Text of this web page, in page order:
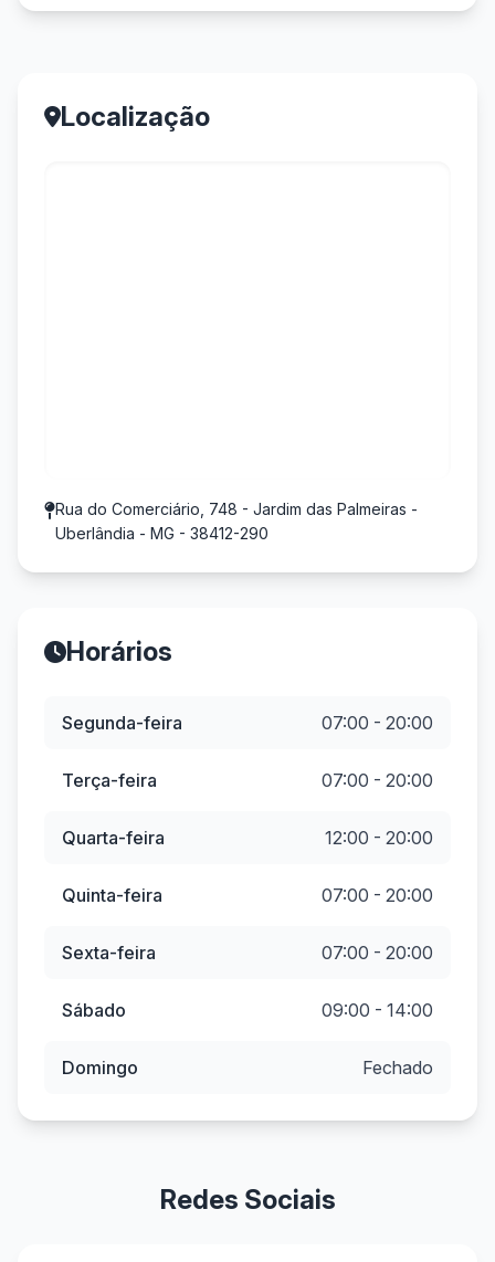
Localização
Rua do Comerciário, 748 - Jardim das Palmeiras -
Uberlândia - MG - 38412-290
Horários
Segunda-feira 07:00 - 20:00
Terça-feira 07:00 - 20:00
Quarta-feira 12:00 - 20:00
Quinta-feira 07:00 - 20:00
Sexta-feira 07:00 - 20:00
Sábado 09:00 - 14:00
Domingo Fechado
Redes Sociais